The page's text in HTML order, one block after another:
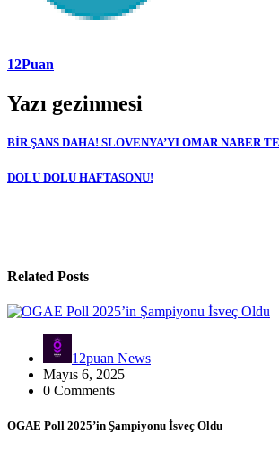
12Puan
Yazı gezinmesi
BİR ŞANS DAHA! SLOVENYA’YI OMAR NABER
DOLU DOLU HAFTASONU!
Related Posts
12puan News
Mayıs 6, 2025
0 Comments
OGAE Poll 2025’in Şampiyonu İsveç Oldu